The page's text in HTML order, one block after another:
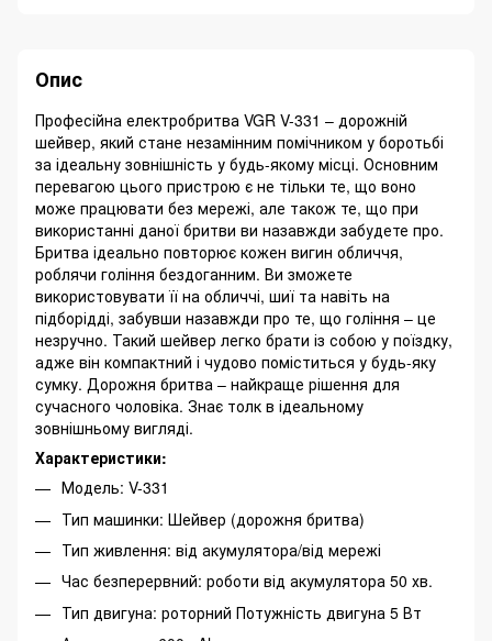
Опис
Професійна електробритва VGR V-331 – дорожній
шейвер, який стане незамінним помічником у боротьбі
за ідеальну зовнішність у будь-якому місці. Основним
перевагою цього пристрою є не тільки те, що воно
може працювати без мережі, але також те, що при
використанні даної бритви ви назавжди забудете про.
Бритва ідеально повторює кожен вигин обличчя,
роблячи гоління бездоганним. Ви зможете
використовувати її на обличчі, шиї та навіть на
підборідді, забувши назавжди про те, що гоління – це
незручно. Такий шейвер легко брати із собою у поїздку,
адже він компактний і чудово поміститься у будь-яку
сумку. Дорожня бритва – найкраще рішення для
сучасного чоловіка. Знає толк в ідеальному
зовнішньому вигляді.
Характеристики:
Модель: V-331
Тип машинки: Шейвер (дорожня бритва)
Тип живлення: від акумулятора/від мережі
Час безперервний: роботи від акумулятора 50 хв.
Тип двигуна: роторний Потужність двигуна 5 Вт